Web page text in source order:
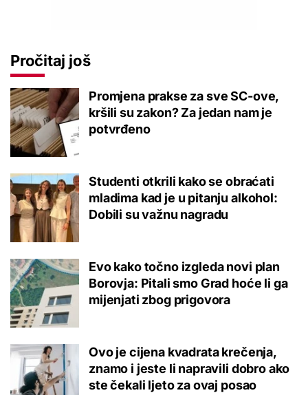
Pročitaj još
Promjena prakse za sve SC-ove,
kršili su zakon? Za jedan nam je
potvrđeno
Studenti otkrili kako se obraćati
mladima kad je u pitanju alkohol:
Dobili su važnu nagradu
Evo kako točno izgleda novi plan
Borovja: Pitali smo Grad hoće li ga
mijenjati zbog prigovora
Ovo je cijena kvadrata krečenja,
znamo i jeste li napravili dobro ako
ste čekali ljeto za ovaj posao